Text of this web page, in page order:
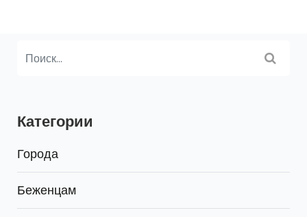
Категории
Города
Беженцам